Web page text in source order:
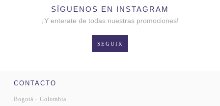
SÍGUENOS EN INSTAGRAM
¡Y enterate de todas nuestras promociones!
SEGUIR
CONTACTO
Bogotá - Colombia